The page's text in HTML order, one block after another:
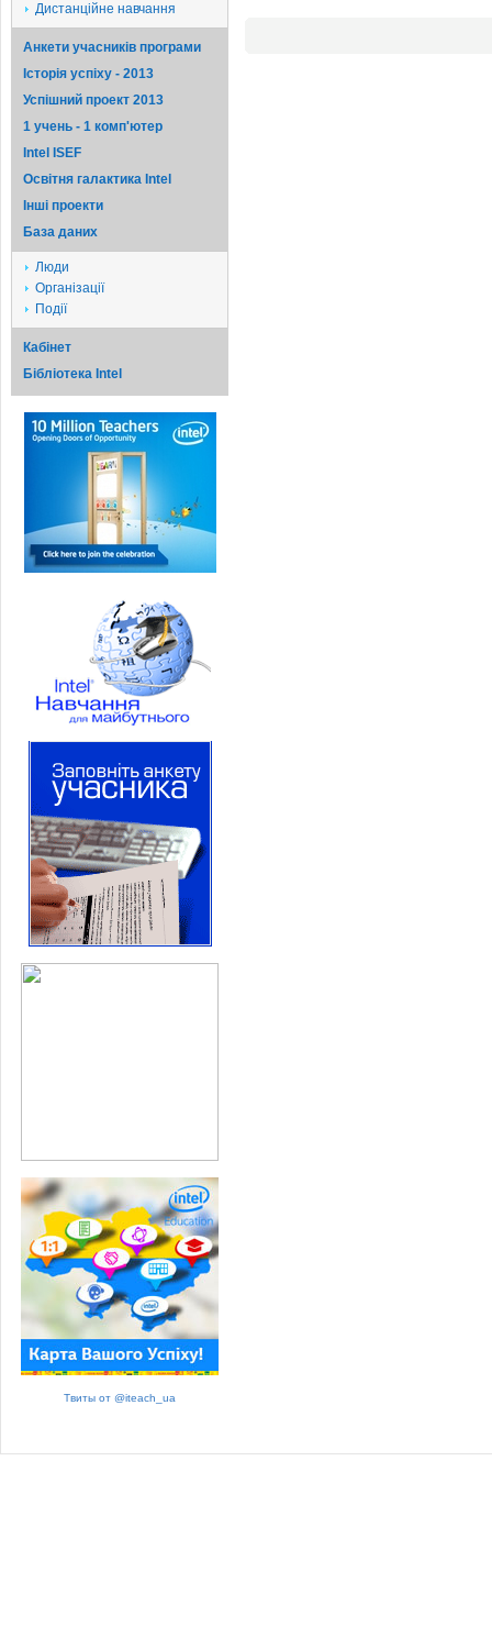
Дистанційне навчання
Анкети учасників програми
Історія успіху - 2013
Успішний проект 2013
1 учень - 1 комп'ютер
Intel ISEF
Освітня галактика Intel
Iншi проекти
База даних
Люди
Організації
Події
Кабінет
Бібліотека Intel
Твиты от @iteach_ua